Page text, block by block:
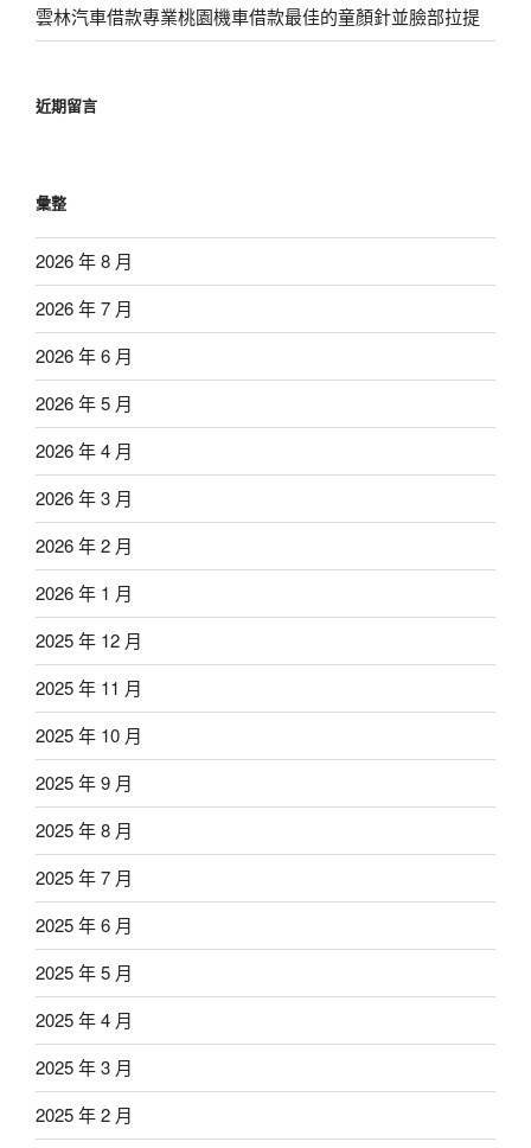
雲林汽車借款專業桃園機車借款最佳的童顏針並臉部拉提
近期留言
彙整
2026 年 8 月
2026 年 7 月
2026 年 6 月
2026 年 5 月
2026 年 4 月
2026 年 3 月
2026 年 2 月
2026 年 1 月
2025 年 12 月
2025 年 11 月
2025 年 10 月
2025 年 9 月
2025 年 8 月
2025 年 7 月
2025 年 6 月
2025 年 5 月
2025 年 4 月
2025 年 3 月
2025 年 2 月